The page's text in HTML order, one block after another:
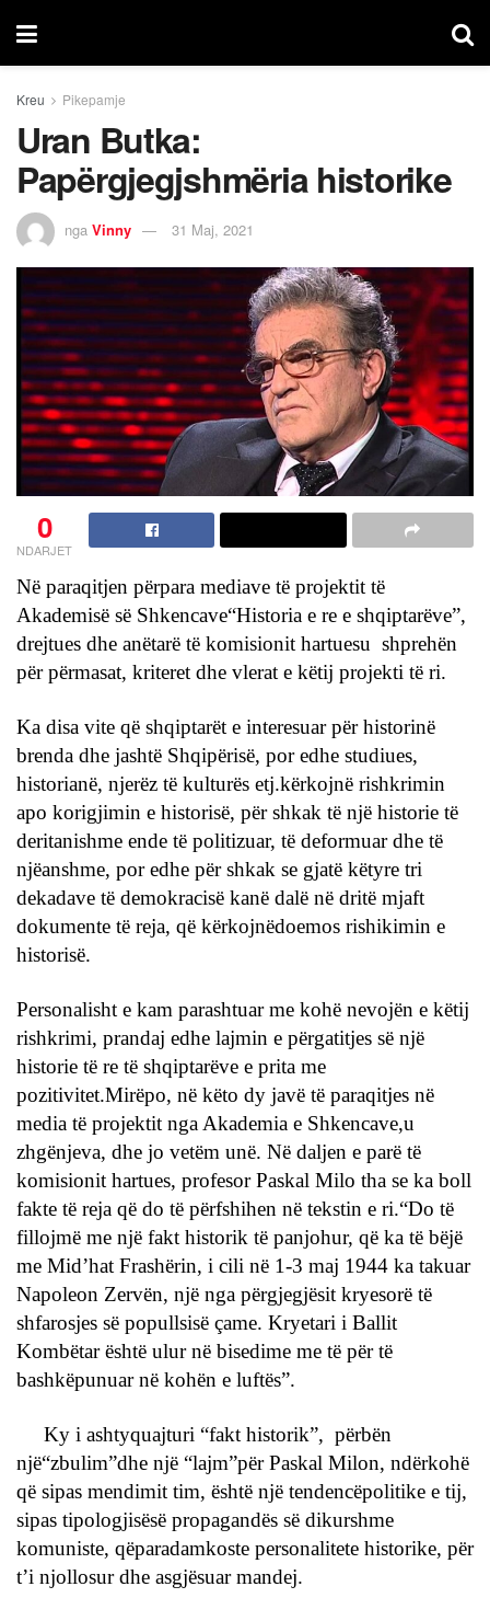
Kreu Pikepamje
Uran Butka:
Papërgjegjshmëria historike
nga Vinny 31 Maj, 2021
0
NDARJET
Në paraqitjen përpara mediave të projektit të
Akademisë së Shkencave“Historia e re e shqiptarëve”,
drejtues dhe anëtarë të komisionit hartuesu shprehën
për përmasat, kriteret dhe vlerat e këtij projekti të ri.
Ka disa vite që shqiptarët e interesuar për historinë
brenda dhe jashtë Shqipërisë, por edhe studiues,
historianë, njerëz të kulturës etj.kërkojnë rishkrimin
apo korigjimin e historisë, për shkak të një historie të
deritanishme ende të politizuar, të deformuar dhe të
njëanshme, por edhe për shkak se gjatë këtyre tri
dekadave të demokracisë kanë dalë në dritë mjaft
dokumente të reja, që kërkojnëdoemos rishikimin e
historisë.
Personalisht e kam parashtuar me kohë nevojën e këtij
rishkrimi, prandaj edhe lajmin e përgatitjes së një
historie të re të shqiptarëve e prita me
pozitivitet.Mirëpo, në këto dy javë të paraqitjes në
media të projektit nga Akademia e Shkencave,u
zhgënjeva, dhe jo vetëm unë. Në daljen e parë të
komisionit hartues, profesor Paskal Milo tha se ka boll
fakte të reja që do të përfshihen në tekstin e ri.“Do të
fillojmë me një fakt historik të panjohur, që ka të bëjë
me Mid’hat Frashërin, i cili në 1-3 maj 1944 ka takuar
Napoleon Zervën, një nga përgjegjësit kryesorë të
shfarosjes së popullsisë çame. Kryetari i Ballit
Kombëtar është ulur në bisedime me të për të
bashkëpunuar në kohën e luftës”.
Ky i ashtyquajturi “fakt historik”, përbën
një“zbulim”dhe një “lajm”për Paskal Milon, ndërkohë
që sipas mendimit tim, është një tendencëpolitike e tij,
sipas tipologjisësë propagandës së dikurshme
komuniste, qëparadamkoste personalitete historike, për
t’i njollosur dhe asgjësuar mandej.